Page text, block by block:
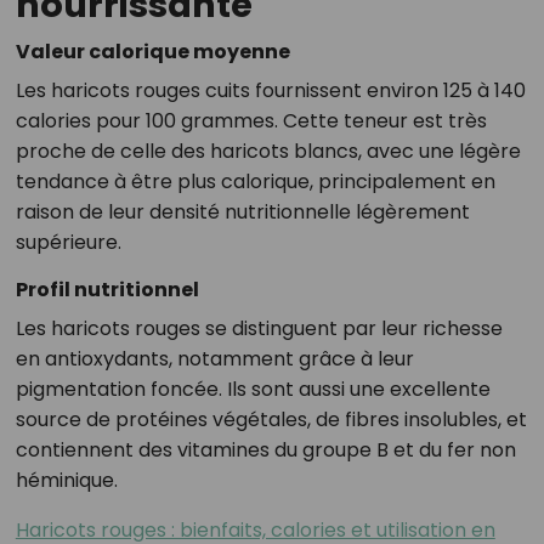
Valeur calorique moyenne
Les haricots rouges cuits fournissent environ 125 à 140
calories pour 100 grammes. Cette teneur est très
proche de celle des haricots blancs, avec une légère
tendance à être plus calorique, principalement en
raison de leur densité nutritionnelle légèrement
supérieure.
Profil nutritionnel
Les haricots rouges se distinguent par leur richesse
en antioxydants, notamment grâce à leur
pigmentation foncée. Ils sont aussi une excellente
source de protéines végétales, de fibres insolubles, et
contiennent des vitamines du groupe B et du fer non
héminique.
Haricots rouges : bienfaits, calories et utilisation en